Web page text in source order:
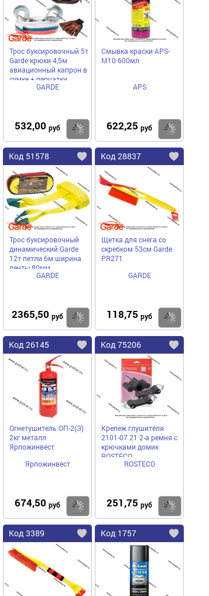
Трос буксировочный 5т
Garde крюки 4,5м
авиационный капрон в
сумке + перчатки
GARDE
532,00 руб Купить
Смывка краски APS-
M10 600мл
APS
622,25 руб
Код 51578
Трос буксировочный
динамический Garde
12т петли 6м ширина
ленты 80мм
GARDE
2365,50 руб Купить
Код 28837
Щетка для снега со
скребком 53см Garde
PR271
GARDE
118,75 руб
Код 26145
Огнетушитель ОП-2(З)
2кг металл
Ярпожинвест
Ярпожинвест
674,50 руб Купить
Код 75206
Крепеж глушителя
2101-07 21 2-а ремня с
крючками домик
ROSTECO
ROSTECO
251,75 руб
Код 3389 Код 1757